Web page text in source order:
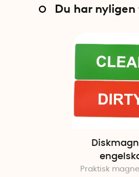
Du har
Praktisk